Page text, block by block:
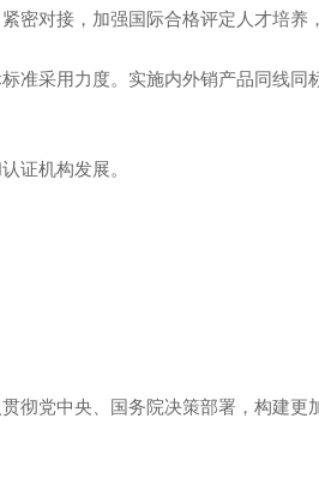
密对接，加强国际合格评定人才培养
准采用力度。实施内外销产品同线同
证机构发展。
贯彻党中央、国务院决策部署，构建更